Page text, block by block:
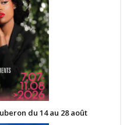
du 14 au 28 août